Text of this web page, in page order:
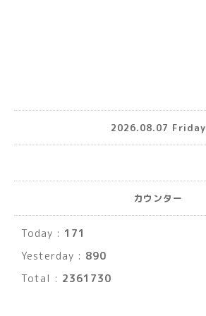
2026.08.07 Friday
カウンター
Today : 171
Yesterday : 890
Total : 2361730